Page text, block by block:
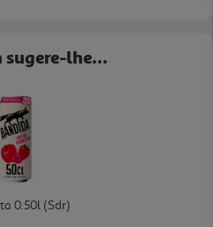
sugere-lhe...
0.50l (sdr)